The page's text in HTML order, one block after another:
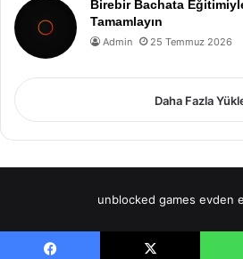
Birebir Bachata
Tamamlayın
Admin 25 Temmuz 2026
Daha Fazla
unblocked games evden